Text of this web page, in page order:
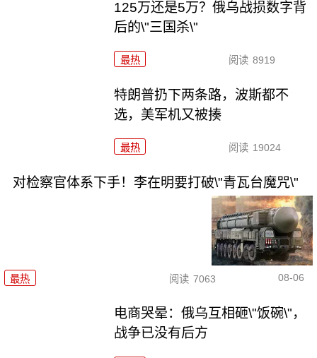
125万还是5万？俄乌战损数字背
后的\"三国杀\"
最热 阅读 8919
特朗普扔下两条路，波斯都不
选，美军机又被揍
最热 阅读 19024
对检察官体系下手！李在明要打破\"青瓦台魔咒\"
最热 阅读 7063 08-06
电商哭晕：俄乌互相砸\"饭碗\"，
战争已没有后方